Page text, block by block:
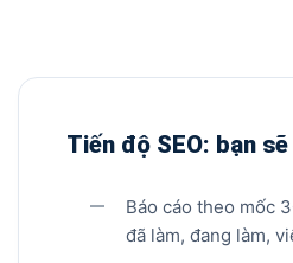
Tiến độ SEO: bạn
Báo cáo theo mốc
đã làm, đang làm,